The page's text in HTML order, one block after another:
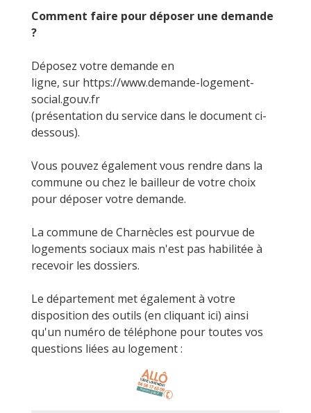
Comment faire pour déposer une demande
?
Déposez votre demande en
ligne, sur https://www.demande-logement-
social.gouv.fr
(présentation du service dans le document ci-
dessous).
Vous pouvez également vous rendre dans la
commune ou chez le bailleur de votre choix
pour déposer votre demande.
La commune de Charnècles est pourvue de
logements sociaux mais n'est pas habilitée à
recevoir les dossiers.
Le département met également à votre
disposition des outils (en cliquant ici) ainsi
qu'un numéro de téléphone pour toutes vos
questions liées au logement :